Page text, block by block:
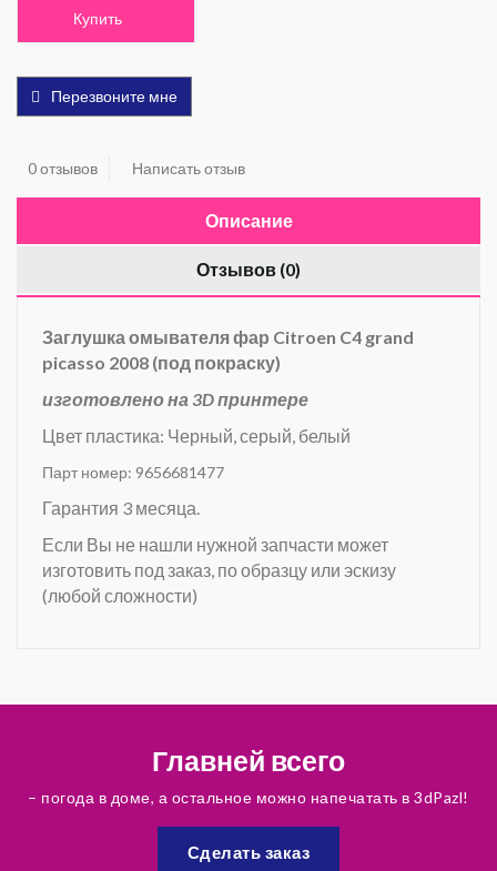
Купить
Перезвоните мне
0 отзывов Написать отзыв
Описание
Отзывов (0)
Заглушка омывателя фар Citroen C4 grand
picasso 2008 (под покраску)
изготовлено на 3D принтере
Цвет пластика: Черный, серый, белый
Парт номер: 9656681477
Гарантия 3 месяца.
Если Вы не нашли нужной запчасти может
изготовить под заказ, по образцу или эскизу
(любой сложности)
Главней всего
– погода в доме, а остальное можно напечатать в 3dPazl!
Сделать заказ